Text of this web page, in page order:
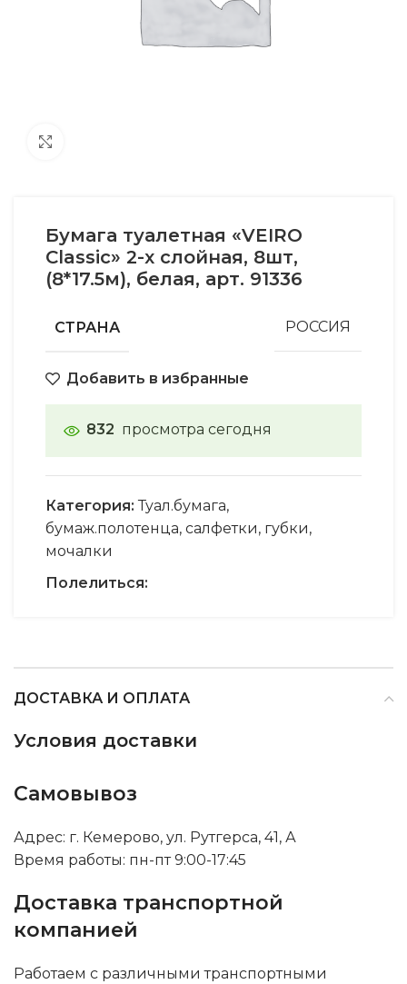
Бумага туалетная «VEIRO
Classic» 2-х слойная, 8шт,
(8*17.5м), белая, арт. 91336
СТРАНА РОССИЯ
Добавить в избранные
832 просмотра сегодня
Категория: Туал.бумага,
бумаж.полотенца, салфетки, губки,
мочалки
Полелиться:
ДОСТАВКА И ОПЛАТА
Условия доставки
Самовывоз
Адрес: г. Кемерово, ул. Рутгерса, 41, А
Время работы: пн-пт 9:00-17:45
Доставка транспортной
компанией
Работаем с различными транспортными